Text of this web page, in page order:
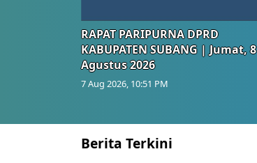
RAPAT PARIPURNA DPRD
KABUPATEN SUBANG | Jumat, 8
Agustus 2026
7 Aug 2026, 10:51 PM
Berita Terkini